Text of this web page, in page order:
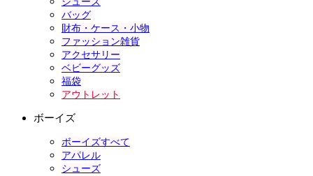
バッグ
財布・ケース・小物
ファッション雑貨
アクセサリー
ベビーグッズ
福袋
アウトレット
ボーイズ
ボーイズすべて
アパレル
シューズ